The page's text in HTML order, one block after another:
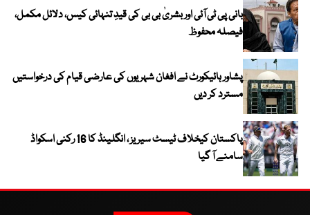
بانی پی ٹی آئی اور بشریٰ بی بی کی قیدِ تنہائی کیس، دلائل مکمل،
فیصلہ محفوظ
پشاور ہائیکورٹ نے افغان شہریوں کی عارضی قیام کی درخواستیں
مسترد کر دیں
پاکستان کیخلاف ٹیسٹ سیریز ، انگلینڈ کا 16 رکنی اسکواڈ
سامنے آ گیا